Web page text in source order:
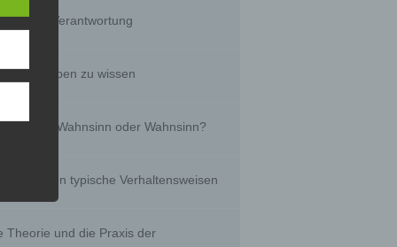
und Verantwortung
wir glauben zu wissen
– Wahnsinn oder Wahnsinn?
Menschen typische Verhaltensweisen
Theorie und die Praxis der